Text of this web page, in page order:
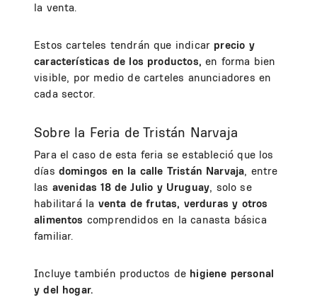
la venta.
Estos carteles tendrán que indicar precio y
características de los productos, en forma bien
visible, por medio de carteles anunciadores en
cada sector.
Sobre la Feria de Tristán Narvaja
Para el caso de esta feria se estableció que los
días domingos en la calle Tristán Narvaja, entre
las avenidas 18 de Julio y Uruguay, solo se
habilitará la venta de frutas, verduras y otros
alimentos comprendidos en la canasta básica
familiar.
Incluye también productos de higiene personal
y del hogar.